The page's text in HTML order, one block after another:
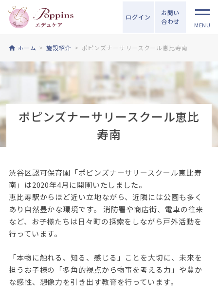
ログイン
お問い
合わせ
MENU
ホーム 施設紹介 ポピンズナーサリースクール恵比寿南
ポピンズナーサリースクール恵比
寿南
渋谷区認可保育園「ポピンズナーサリースクール恵比寿
南」は2020年4月に開園いたしました。
恵比寿駅からほど近い立地ながら、近隣には公園も多く
あり自然豊かな環境です。 消防署や商店街、電車の往来
など、お子様たちは日々町の探索をしながら戸外活動を
行っています。
「本物に触れる、知る、感じる」ことを大切に、未来を
担うお子様の「多角的視点から物事を考える力」や豊か
な感性、想像力を引き出す教育を行っています。